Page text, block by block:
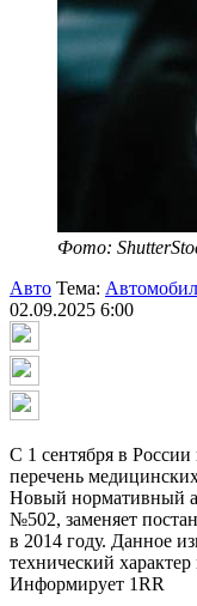
Фото:
Авто Тема:
02.09.2025 6:00
С 1 сентября в
перечень
Новый нормативный
№502, заменяет
в 2014 году. Данное
технический
Информирует 1RR